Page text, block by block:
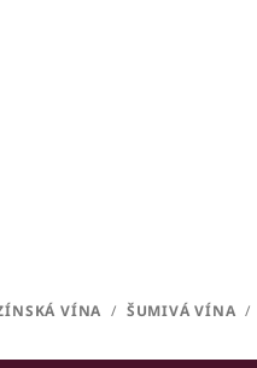
VÍNA / ŠUMIVÁ VÍNA /